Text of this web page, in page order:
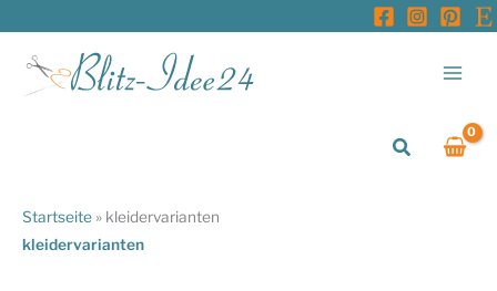
springen
Suchen
Startseite » kleidervarianten
kleidervarianten